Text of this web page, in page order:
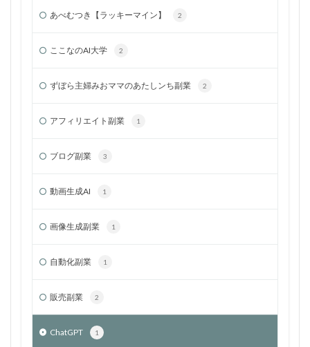
あべむつき【ラッキーマイン】 2
ここなのAI大学 2
ずぼら主婦みおママのあたしンち副業 2
アフィリエイト副業 1
ブログ副業 3
動画生成AI 1
画像生成副業 1
自動化副業 1
販売副業 2
ChatGPT 1